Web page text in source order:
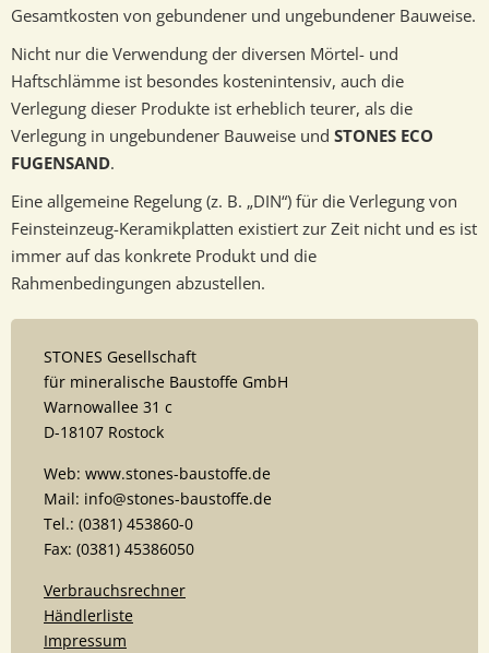
Gesamtkosten von gebundener und ungebundener Bauweise.
Nicht nur die Verwendung der diversen Mörtel- und
Haftschlämme ist besondes kostenintensiv, auch die
Verlegung dieser Produkte ist erheblich teurer, als die
Verlegung in ungebundener Bauweise und STONES ECO
FUGENSAND.
Eine allgemeine Regelung (z. B. „DIN“) für die Verlegung von
Feinsteinzeug-Keramikplatten existiert zur Zeit nicht und es ist
immer auf das konkrete Produkt und die
Rahmenbedingungen abzustellen.
STONES Gesellschaft
für mineralische Baustoffe GmbH
Warnowallee 31 c
D-18107 Rostock
Web: www.stones-baustoffe.de
Mail: info@stones-baustoffe.de
Tel.: (0381) 453860-0
Fax: (0381) 45386050
Verbrauchsrechner
Händlerliste
Impressum